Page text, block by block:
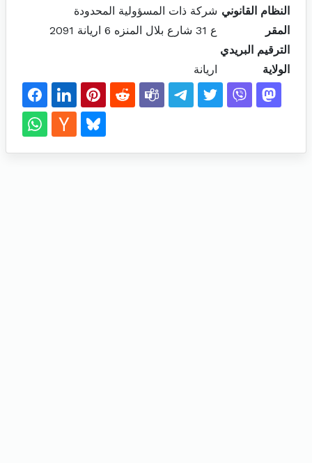
النظام القانوني شركة ذات المسؤولية المحدودة
المقر
ع 31 شارع بلال المنزه 6 اريانة 2091
الترقيم البريدي
الولاية
اريانة